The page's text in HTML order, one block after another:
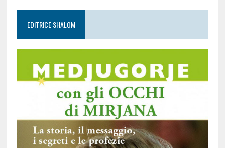
EDITRICE SHALOM